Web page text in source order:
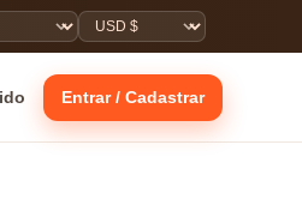
Entrar / Cadastrar